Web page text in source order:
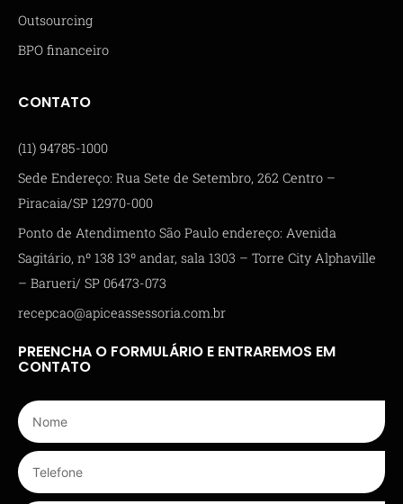
Outsourcing
BPO financeiro
CONTATO
(11) 94785-1000
Sede Endereço: Rua Sete de Setembro, 262 Centro –
Piracaia/SP 12970-000
Ponto de Atendimento São Paulo endereço: Avenida
Sagitário, nº 138 13º andar, sala 1303 – Torre City Alphaville
– Barueri/ SP 06473-073
recepcao@apiceassessoria.com.br
PREENCHA O FORMULÁRIO E ENTRAREMOS EM
CONTATO